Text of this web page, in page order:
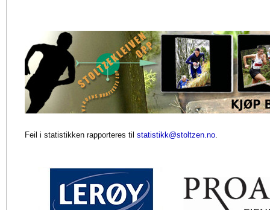
Feil i statistikken rapporteres til statistikk@stoltzen.no.